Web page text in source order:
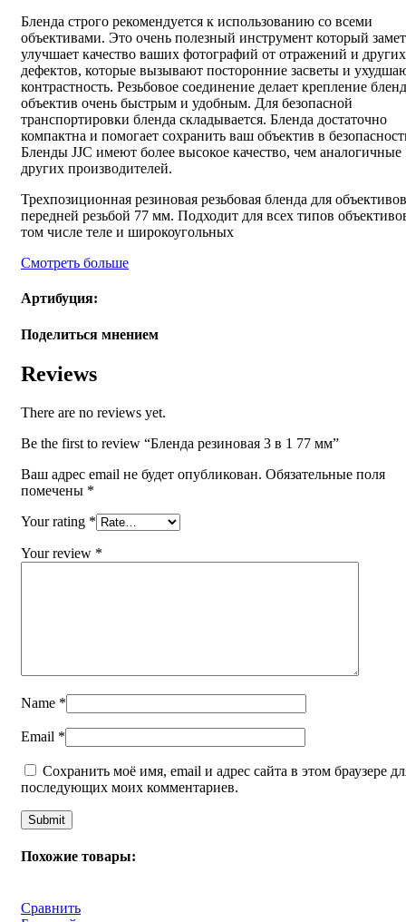
Бленда строго рекомендуется к использованию со всеми
объективами. Это очень полезный инструмент который
улучшает качество ваших фотографий от отражений и других
дефектов, которые вызывают посторонние засветы и
контрастность. Резьбовое соединение делает крепление
объектив очень быстрым и удобным. Для безопасной
транспортировки бленда складывается. Бленда достаточно
компактна и помогает сохранить ваш объектив в
Бленды JJC имеют более высокое качество, чем аналогичные
других производителей.
Трехпозиционная резиновая резьбовая бленда для
передней резьбой 77 мм. Подходит для всех типов
том числе теле и широкоугольных
Смотреть больше
Артибуция:
Поделиться мнением
Reviews
There are no reviews yet.
Be the first to review “Бленда резиновая 3 в 1 77 мм”
Ваш адрес email не будет опубликован. Обязательные поля
помечены *
Your rating *
Your review *
Name *
Email *
Сохранить моё имя, email и адрес сайта в этом браузере
последующих моих комментариев.
Похожие товары:
Сравнить